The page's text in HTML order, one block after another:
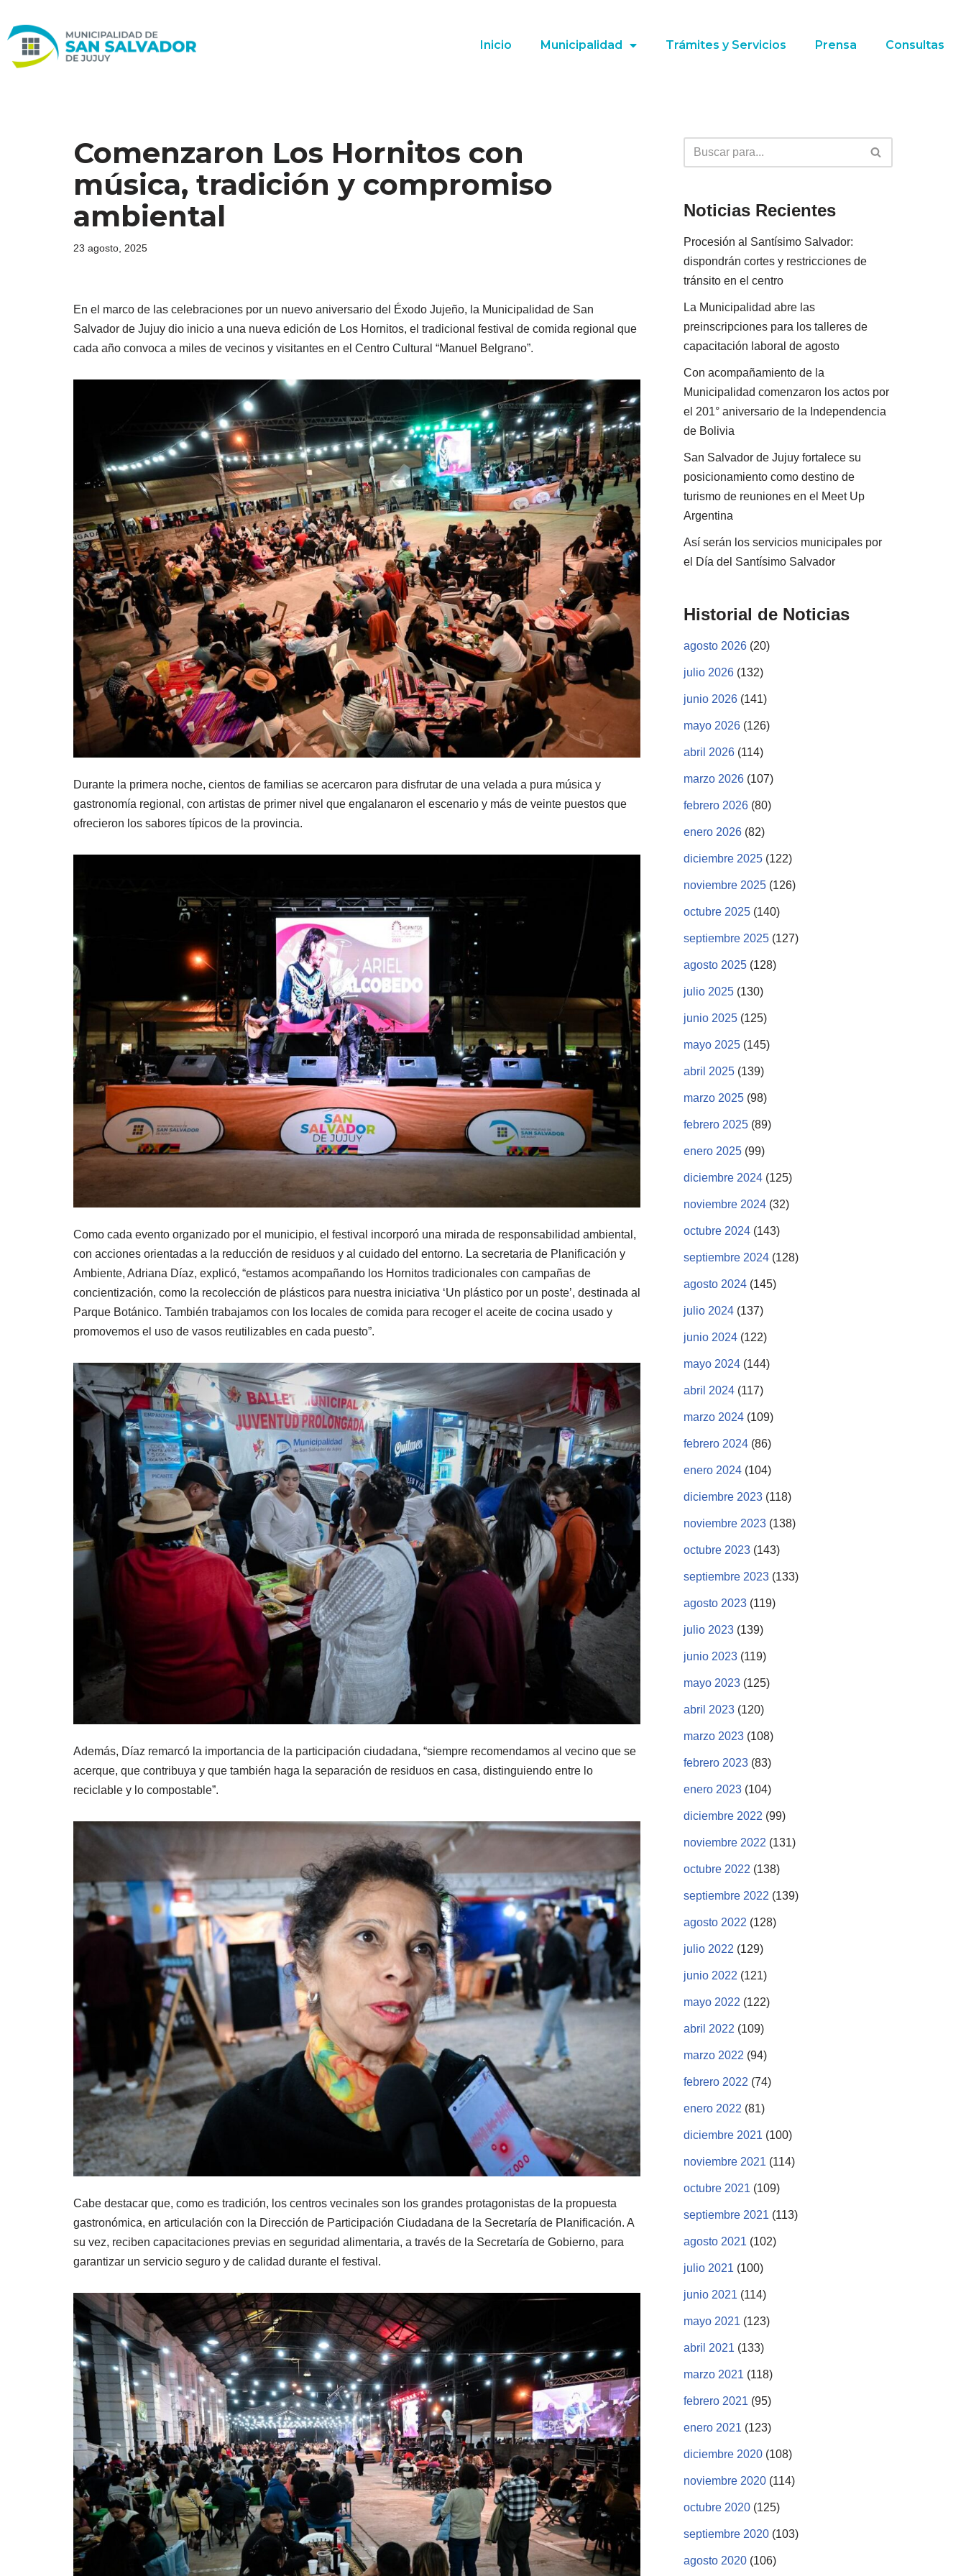
Ir
al
Inicio Municipalidad Trámites y Servicios Prensa Consultas
Comenzaron Los Hornitos con
música, tradición y compromiso
ambiental
23 agosto, 2025
En el marco de las celebraciones por un nuevo aniversario del Éxodo Jujeño, la Municipalidad de San
Salvador de Jujuy dio inicio a una nueva edición de Los Hornitos, el tradicional festival de comida regional que
cada año convoca a miles de vecinos y visitantes en el Centro Cultural “Manuel Belgrano”.
Durante la primera noche, cientos de familias se acercaron para disfrutar de una velada a pura música y
gastronomía regional, con artistas de primer nivel que engalanaron el escenario y más de veinte puestos que
ofrecieron los sabores típicos de la provincia.
Como cada evento organizado por el municipio, el festival incorporó una mirada de responsabilidad ambiental,
con acciones orientadas a la reducción de residuos y al cuidado del entorno. La secretaria de Planificación y
Ambiente, Adriana Díaz, explicó, “estamos acompañando los Hornitos tradicionales con campañas de
concientización, como la recolección de plásticos para nuestra iniciativa ‘Un plástico por un poste’, destinada al
Parque Botánico. También trabajamos con los locales de comida para recoger el aceite de cocina usado y
promovemos el uso de vasos reutilizables en cada puesto”.
Además, Díaz remarcó la importancia de la participación ciudadana, “siempre recomendamos al vecino que se
acerque, que contribuya y que también haga la separación de residuos en casa, distinguiendo entre lo
reciclable y lo compostable”.
Cabe destacar que, como es tradición, los centros vecinales son los grandes protagonistas de la propuesta
gastronómica, en articulación con la Dirección de Participación Ciudadana de la Secretaría de Planificación. A
su vez, reciben capacitaciones previas en seguridad alimentaria, a través de la Secretaría de Gobierno, para
garantizar un servicio seguro y de calidad durante el festival.
Noticias Recientes
Procesión al Santísimo Salvador:
dispondrán cortes y restricciones de
tránsito en el centro
La Municipalidad abre las
preinscripciones para los talleres de
capacitación laboral de agosto
Con acompañamiento de la
Municipalidad comenzaron los actos por
el 201° aniversario de la Independencia
de Bolivia
San Salvador de Jujuy fortalece su
posicionamiento como destino de
turismo de reuniones en el Meet Up
Argentina
Así serán los servicios municipales por
el Día del Santísimo Salvador
Historial de Noticias
agosto 2026 (20)
julio 2026 (132)
junio 2026 (141)
mayo 2026 (126)
abril 2026 (114)
marzo 2026 (107)
febrero 2026 (80)
enero 2026 (82)
diciembre 2025 (122)
noviembre 2025 (126)
octubre 2025 (140)
septiembre 2025 (127)
agosto 2025 (128)
julio 2025 (130)
junio 2025 (125)
mayo 2025 (145)
abril 2025 (139)
marzo 2025 (98)
febrero 2025 (89)
enero 2025 (99)
diciembre 2024 (125)
noviembre 2024 (32)
octubre 2024 (143)
septiembre 2024 (128)
agosto 2024 (145)
julio 2024 (137)
junio 2024 (122)
mayo 2024 (144)
abril 2024 (117)
marzo 2024 (109)
febrero 2024 (86)
enero 2024 (104)
diciembre 2023 (118)
noviembre 2023 (138)
octubre 2023 (143)
septiembre 2023 (133)
agosto 2023 (119)
julio 2023 (139)
junio 2023 (119)
mayo 2023 (125)
abril 2023 (120)
marzo 2023 (108)
febrero 2023 (83)
enero 2023 (104)
diciembre 2022 (99)
noviembre 2022 (131)
octubre 2022 (138)
septiembre 2022 (139)
agosto 2022 (128)
julio 2022 (129)
junio 2022 (121)
mayo 2022 (122)
abril 2022 (109)
marzo 2022 (94)
febrero 2022 (74)
enero 2022 (81)
diciembre 2021 (100)
noviembre 2021 (114)
octubre 2021 (109)
septiembre 2021 (113)
agosto 2021 (102)
julio 2021 (100)
junio 2021 (114)
mayo 2021 (123)
abril 2021 (133)
marzo 2021 (118)
febrero 2021 (95)
enero 2021 (123)
diciembre 2020 (108)
noviembre 2020 (114)
octubre 2020 (125)
septiembre 2020 (103)
agosto 2020 (106)